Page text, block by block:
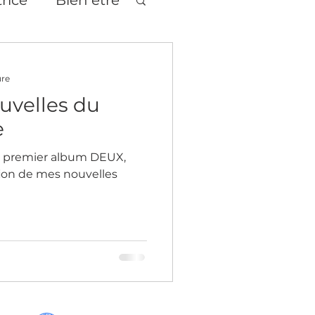
du
album DEUX,
de mes nouvelles